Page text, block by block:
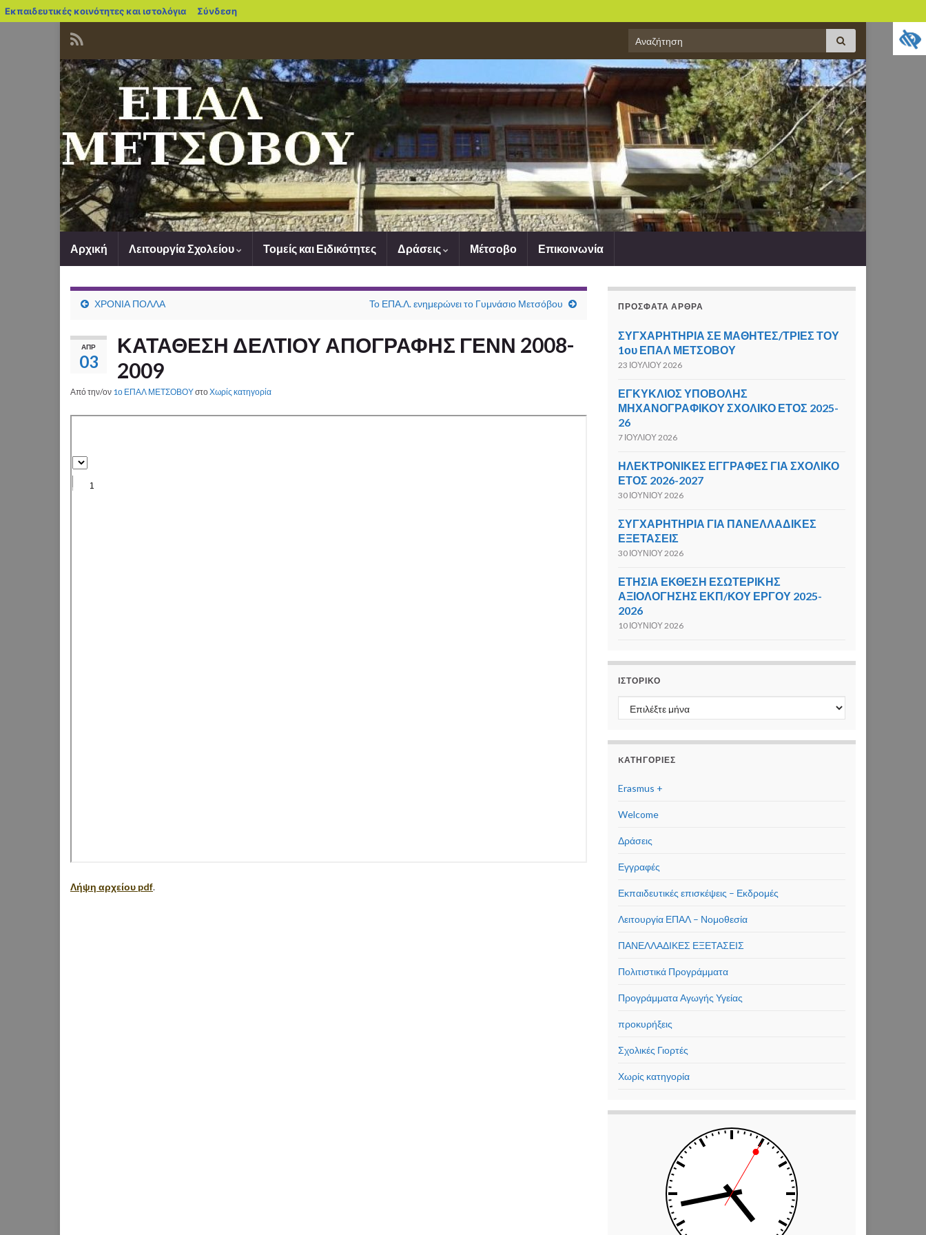
Εκπαιδευτικές κοινότητες και ιστολόγια blogs.sch.gr
Σύνδεση
Search
Αρχική Λειτουργία Σχολείου Τομείς και Ειδικότητες Δράσεις Μέτσοβο Επικοινωνία
ΧΡΟΝΙΑ ΠΟΛΛΑ Το ΕΠΑ.Λ. ενημερώνει το Γυμνάσιο Μετσόβου
ΑΠΡ
03
ΚΑΤΑΘΕΣΗ ΔΕΛΤΙΟΥ ΑΠΟΓΡΑΦΗΣ ΓΕΝΝ 2008-
2009
Από την/ον 1ο ΕΠΑΛ ΜΕΤΣΟΒΟΥστοΧωρίς κατηγορία
Λήψη αρχείου pdf.
ΠΡΌΣΦΑΤΑ ΆΡΘΡΑ
ΣΥΓΧΑΡΗΤΗΡΙΑ ΣΕ ΜΑΘΗΤΕΣ/ΤΡΙΕΣ ΤΟΥ
1ου ΕΠΑΛ ΜΕΤΣΟΒΟΥ
23 ΙΟΥΛΊΟΥ 2026
ΕΓΚΥΚΛΙΟΣ ΥΠΟΒΟΛΗΣ
ΜΗΧΑΝΟΓΡΑΦΙΚΟΥ ΣΧΟΛΙΚΟ ΕΤΟΣ 2025-
26
7 ΙΟΥΛΊΟΥ 2026
ΗΛΕΚΤΡΟΝΙΚΕΣ ΕΓΓΡΑΦΕΣ ΓΙΑ ΣΧΟΛΙΚΟ
ΕΤΟΣ 2026-2027
30 ΙΟΥΝΊΟΥ 2026
ΣΥΓΧΑΡΗΤΗΡΙΑ ΓΙΑ ΠΑΝΕΛΛΑΔΙΚΕΣ
ΕΞΕΤΑΣΕΙΣ
30 ΙΟΥΝΊΟΥ 2026
ΕΤΗΣΙΑ ΕΚΘΕΣΗ ΕΣΩΤΕΡΙΚΗΣ
ΑΞΙΟΛΟΓΗΣΗΣ ΕΚΠ/ΚΟΥ ΕΡΓΟΥ 2025-
2026
10 ΙΟΥΝΊΟΥ 2026
ΙΣΤΟΡΙΚΌ
Ιστορικό
KΑΤΗΓΟΡΊΕΣ
Erasmus +
Welcome
Δράσεις
Εγγραφές
Εκπαιδευτικές επισκέψεις – Εκδρομές
Λειτουργία ΕΠΑΛ – Νομοθεσία
ΠΑΝΕΛΛΑΔΙΚΕΣ ΕΞΕΤΑΣΕΙΣ
Πολιτιστικά Προγράμματα
Προγράμματα Αγωγής Υγείας
προκυρήξεις
Σχολικές Γιορτές
Χωρίς κατηγορία